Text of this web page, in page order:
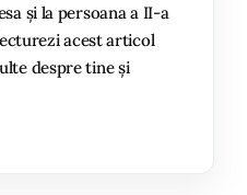
și la persoana a II-a
acest articol
despre tine și